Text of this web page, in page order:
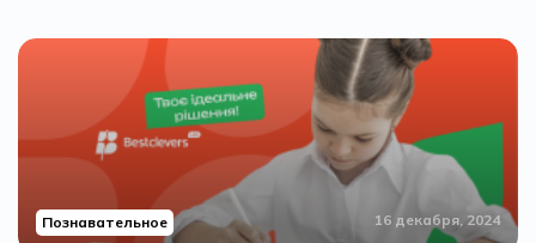
Познавательное 16 декабря, 2024